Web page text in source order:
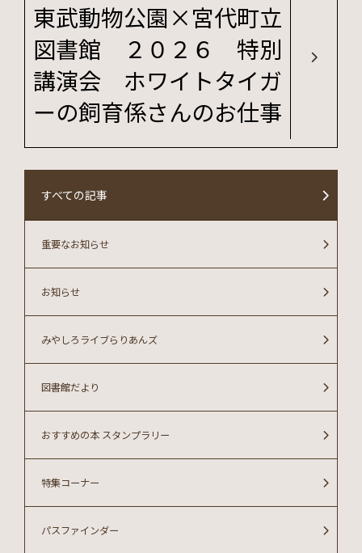
東武動物公園×宮代町立
図書館 ２０２６ 特別
講演会 ホワイトタイガ
ーの飼育係さんのお仕事
すべての記事
重要なお知らせ
お知らせ
みやしろライブらりあんズ
図書館だより
おすすめの本 スタンプラリー
特集コーナー
パスファインダー